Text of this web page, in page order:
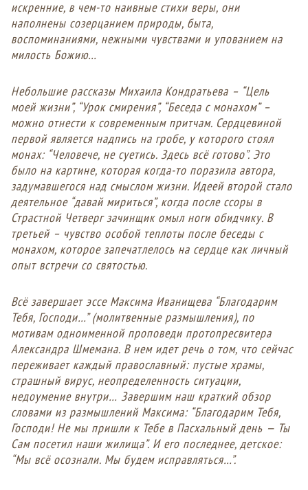
искренние, в чем-то наивные стихи веры, они
наполнены созерцанием природы, быта,
воспоминаниями, нежными чувствами и упованием на
милость Божию…
Небольшие рассказы Михаила Кондратьева – “Цель
моей жизни”, “Урок смирения”, “Беседа с монахом” –
можно отнести к современным притчам. Сердцевиной
первой является надпись на гробе, у которого стоял
монах: “Человече, не суетись. Здесь всё готово”. Это
было на картине, которая когда-то поразила автора,
задумавшегося над смыслом жизни. Идеей второй стало
деятельное “давай мириться”, когда после ссоры в
Страстной Четверг зачинщик омыл ноги обидчику. В
третьей – чувство особой теплоты после беседы с
монахом, которое запечатлелось на сердце как личный
опыт встречи со святостью.
Всё завершает эссе Максима Иванищева “Благодарим
Тебя, Господи…” (молитвенные размышления), по
мотивам одноименной проповеди протопресвитера
Александра Шмемана. В нем идет речь о том, что сейчас
переживает каждый православный: пустые храмы,
страшный вирус, неопределенность ситуации,
недоумение внутри… Завершим наш краткий обзор
словами из размышлений Максима: “Благодарим Тебя,
Господи! Не мы пришли к Тебе в Пасхальный день — Ты
Сам посетил наши жилища”. И его последнее, детское:
“Мы всё осознали. Мы будем исправляться…”.